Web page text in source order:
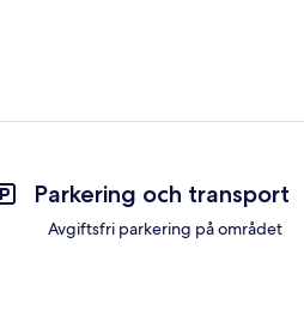
Parkering och transport
Avgiftsfri parkering på området